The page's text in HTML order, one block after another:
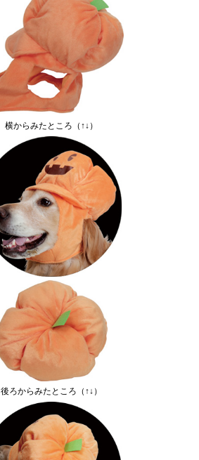
横からみたところ（↑↓）
後ろからみたところ（↑↓）